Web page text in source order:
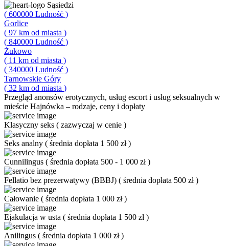
Sąsiedzi
( 600000 Ludność )
Gorlice
( 97 km od miasta )
( 840000 Ludność )
Żukowo
( 11 km od miasta )
( 340000 Ludność )
Tarnowskie Góry
( 32 km od miasta )
Przegląd anonsów erotycznych, usług escort i usług seksualnych w
mieście Hajnówka – rodzaje, ceny i dopłaty
Klasyczny seks ( zazwyczaj w cenie )
Seks analny ( średnia dopłata 1 500 zł)
Cunnilingus ( średnia dopłata 500 - 1 000 zł)
Fellatio bez prezerwatywy (BBBJ) ( średnia dopłata 500 zł)
Całowanie ( średnia dopłata 1 000 zł)
Ejakulacja w usta ( średnia dopłata 1 500 zł)
Anilingus ( średnia dopłata 1 000 zł)